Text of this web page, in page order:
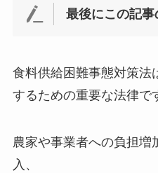
最後にこの記事
食料供給困難事態対策法
するための重要な法律で
農家や事業者への負担増
入、